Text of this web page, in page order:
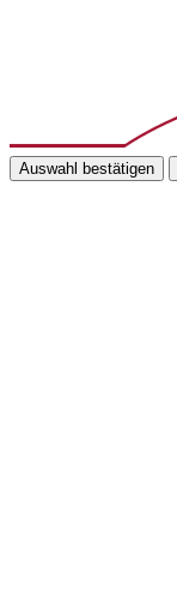
Auswahl bestätigen